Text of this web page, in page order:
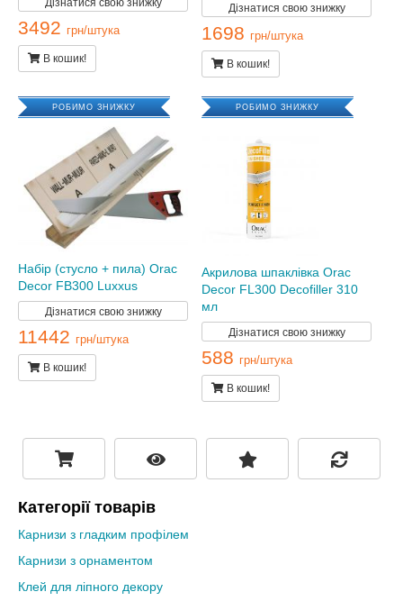
3492 грн/штука
В кошик!
Дізнатися свою знижку
1698 грн/штука
В кошик!
РОБИМО ЗНИЖКУ
Набір (стусло + пила) Orac
Decor FB300 Luxxus
Дізнатися свою знижку
11442 грн/штука
В кошик!
РОБИМО ЗНИЖКУ
Акрилова шпаклівка Orac
Decor FL300 Decofiller 310
мл
Дізнатися свою знижку
588 грн/штука
В кошик!
Категорії товарів
Карнизи з гладким профілем
Карнизи з орнаментом
Клей для ліпного декору